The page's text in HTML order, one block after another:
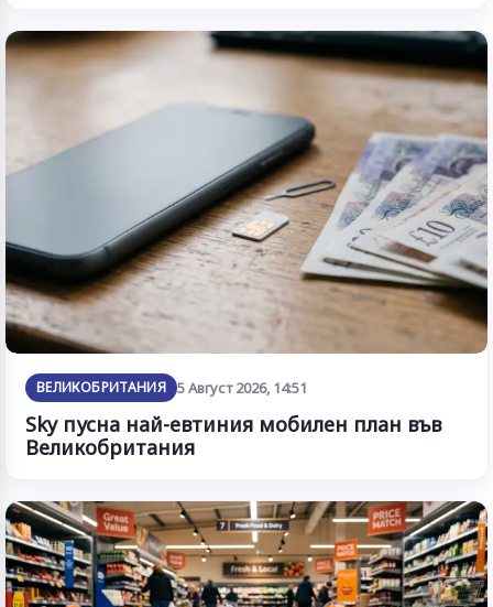
ВЕЛИКОБРИТАНИЯ 5 Август 2026, 14:51
Sky пусна най-евтиния мобилен план във
Великобритания